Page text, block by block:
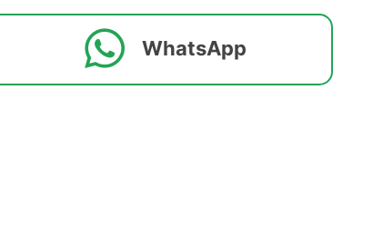
WhatsApp